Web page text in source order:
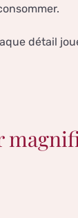
détail